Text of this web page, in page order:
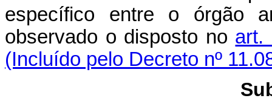
específico entre o órgão
observado o disposto no art.
(Incluído pelo Decreto nº